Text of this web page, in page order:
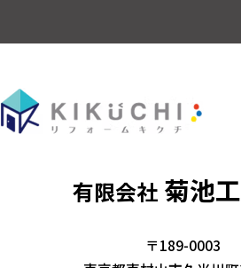
有限会社 菊池
〒189-0003